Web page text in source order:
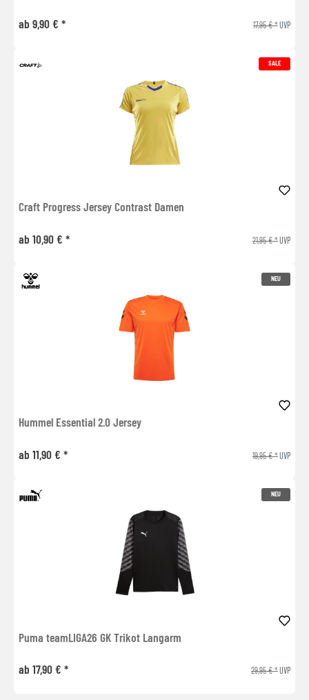
ab 9,90 € * 17,95 € *UVP
SALE
Craft Progress Jersey Contrast Damen
ab 10,90 € * 21,95 € *UVP
NEU
Hummel Essential 2.0 Jersey
ab 11,90 € * 19,95 € *UVP
NEU
Puma teamLIGA26 GK Trikot Langarm
ab 17,90 € * 29,95 € *UVP